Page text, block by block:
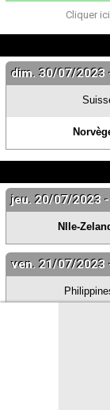
Cliquer
dim. 30/07/2023
jeu. 20/07/2023
Nlle-
ven. 21/07/2023
mar. 25/07/
Taille de la police
Paramètrages /
Contact / Signaler
Recrutement
Mentions légales
site web